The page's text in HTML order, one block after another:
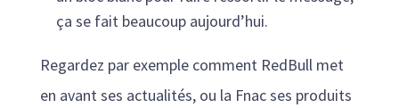
ça se fait beaucoup aujourd’hui.
Regardez par exemple comment RedBull met
en avant ses actualités, ou la Fnac ses produits